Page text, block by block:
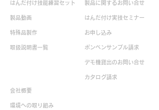
はんだ付け技能練習セット
製品動画
特殊品製作
取扱説明書一覧
会社概要
環境への取り組み
製品に関するお問い合せ
はんだ付け実技セミナー
お申し込み
ボンペンサンプル請求
デモ機貸出のお問い合せ
カタログ請求